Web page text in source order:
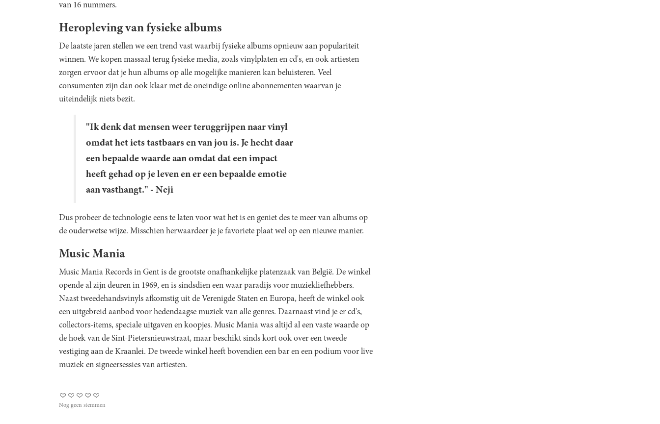
van 16 nummers.
Heropleving van fysieke albums
De laatste jaren stellen we een trend vast waarbij fysieke albums opnieuw aan populariteit
winnen. We kopen massaal terug fysieke media, zoals vinylplaten en cd's, en ook artiesten
zorgen ervoor dat je hun albums op alle mogelijke manieren kan beluisteren. Veel
consumenten zijn dan ook klaar met de oneindige online abonnementen waarvan je
uiteindelijk niets bezit.
"Ik denk dat mensen weer teruggrijpen naar vinyl
omdat het iets tastbaars en van jou is. Je hecht daar
een bepaalde waarde aan omdat dat een impact
heeft gehad op je leven en er een bepaalde emotie
aan vasthangt." - Neji
Dus probeer de technologie eens te laten voor wat het is en geniet des te meer van albums op
de ouderwetse wijze. Misschien herwaardeer je je favoriete plaat wel op een nieuwe manier.
Music Mania
Music Mania Records in Gent is de grootste onafhankelijke platenzaak van België. De winkel
opende al zijn deuren in 1969, en is sindsdien een waar paradijs voor muziekliefhebbers.
Naast tweedehandsvinyls afkomstig uit de Verenigde Staten en Europa, heeft de winkel ook
een uitgebreid aanbod voor hedendaagse muziek van alle genres. Daarnaast vind je er cd's,
collectors-items, speciale uitgaven en koopjes. Music Mania was altijd al een vaste waarde op
de hoek van de Sint-Pietersnieuwstraat, maar beschikt sinds kort ook over een tweede
vestiging aan de Kraanlei. De tweede winkel heeft bovendien een bar en een podium voor live
muziek en signeersessies van artiesten.
Nog geen stemmen